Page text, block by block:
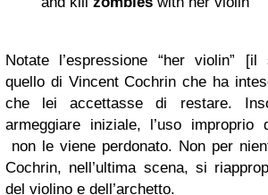
Notate l’espressione “her violin”
quello di Vincent Cochrin che ha
che lei accettasse di restare.
armeggiare iniziale, l’uso improprio
non le viene perdonato. Non per
Cochrin, nell’ultima scena, si
del violino e dell’archetto.